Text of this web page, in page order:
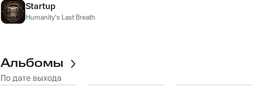
Startup
Humanity's Last Breath
Альбомы
По дате выхода